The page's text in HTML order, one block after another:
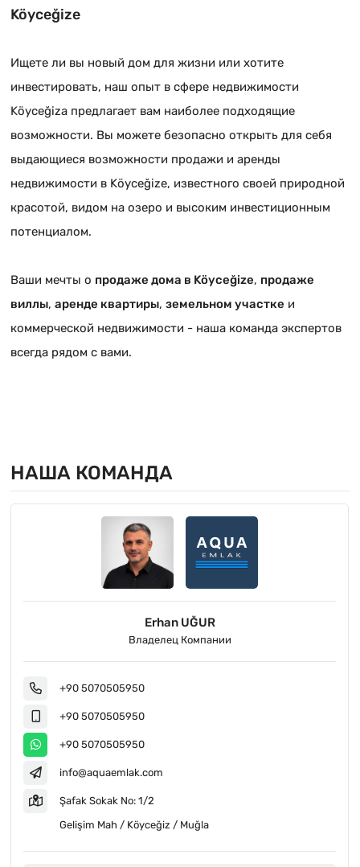
Köyceğizе
Ищете ли вы новый дом для жизни или хотите
инвестировать, наш опыт в сфере недвижимости
Köyceğizа предлагает вам наиболее подходящие
возможности. Вы можете безопасно открыть для себя
выдающиеся возможности продажи и аренды
недвижимости в Köyceğizе, известного своей природной
красотой, видом на озеро и высоким инвестиционным
потенциалом.
Ваши мечты о продаже дома в Köyceğizе, продаже
виллы,аренде квартиры,земельном участке и
коммерческой недвижимости - наша команда экспертов
всегда рядом с вами.
НАША КОМАНДА
Erhan UĞUR
Владелец Компании
+90 5070505950
+90 5070505950
+90 5070505950
info@aquaemlak.com
Şafak Sokak No: 1/2
Gelişim Mah / Köyceğiz / Muğla